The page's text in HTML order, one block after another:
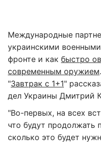
Международные
украинскими
фронте и как быстро
современным оружием
"Завтрак с 1+1"
дел Украины Дмитрий
"Во-первых, на всех
что будут продолжать
сколько это будет